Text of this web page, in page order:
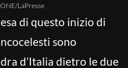
LaPresse
di questo inizio di
sono
d’Italia dietro le due